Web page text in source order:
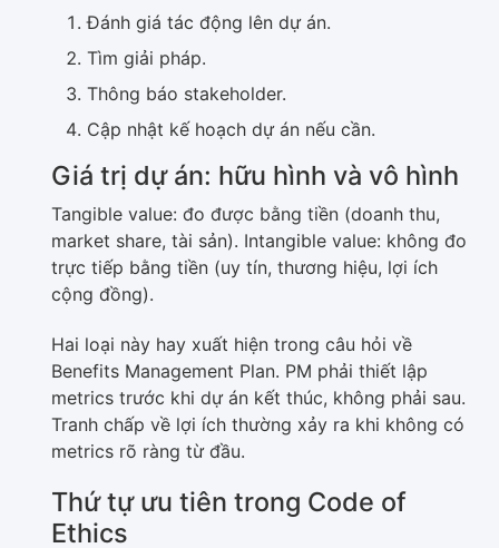
Đánh giá tác động lên dự án.
Tìm giải pháp.
Thông báo stakeholder.
Cập nhật kế hoạch dự án nếu cần.
Giá trị dự án: hữu hình và vô hình
Tangible value: đo được bằng tiền (doanh thu,
market share, tài sản). Intangible value: không đo
trực tiếp bằng tiền (uy tín, thương hiệu, lợi ích
cộng đồng).
Hai loại này hay xuất hiện trong câu hỏi về
Benefits Management Plan. PM phải thiết lập
metrics trước khi dự án kết thúc, không phải sau.
Tranh chấp về lợi ích thường xảy ra khi không có
metrics rõ ràng từ đầu.
Thứ tự ưu tiên trong Code of
Ethics